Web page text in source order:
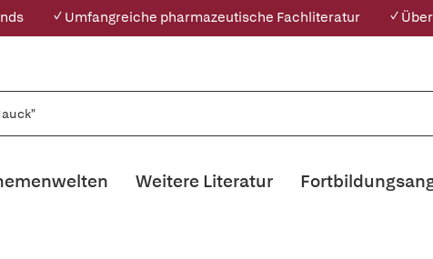
✓ Umfangreiche pharmazeutische Fachliteratur ✓
Weitere Literatur